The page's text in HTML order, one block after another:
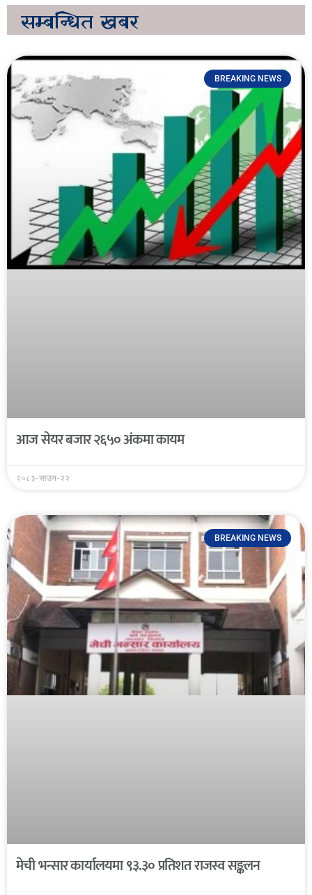
सम्बन्धित खबर
BREAKING NEWS
आज सेयर बजार २६५० अंकमा कायम
२०८३-साउन-२२
BREAKING NEWS
मेची भन्सार कार्यालयमा ९३.३० प्रतिशत राजस्व सङ्कलन